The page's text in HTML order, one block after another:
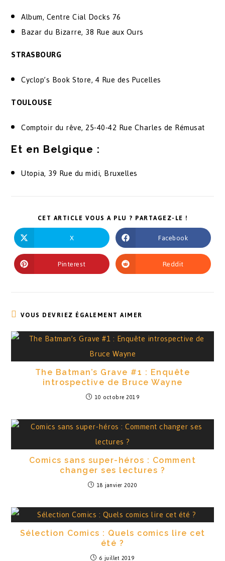
Album, Centre Cial Docks 76
Bazar du Bizarre, 38 Rue aux Ours
STRASBOURG
Cyclop’s Book Store, 4 Rue des Pucelles
TOULOUSE
Comptoir du rêve, 25-40-42 Rue Charles de Rémusat
Et en Belgique :
Utopia, 39 Rue du midi, Bruxelles
CET ARTICLE VOUS A PLU ? PARTAGEZ-LE !
X Facebook
Pinterest Reddit
VOUS DEVRIEZ ÉGALEMENT AIMER
The Batman’s Grave #1 : Enquête
introspective de Bruce Wayne
10 octobre 2019
Comics sans super-héros : Comment
changer ses lectures ?
18 janvier 2020
Sélection Comics : Quels comics lire cet
été ?
6 juillet 2019